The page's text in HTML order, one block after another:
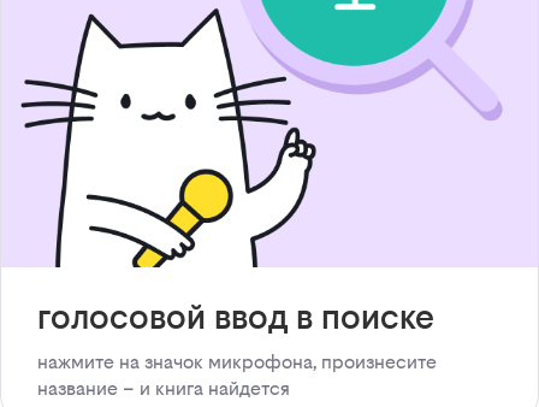
голосовой ввод в поиске
нажмите на значок микрофона, произнесите
название – и книга найдется